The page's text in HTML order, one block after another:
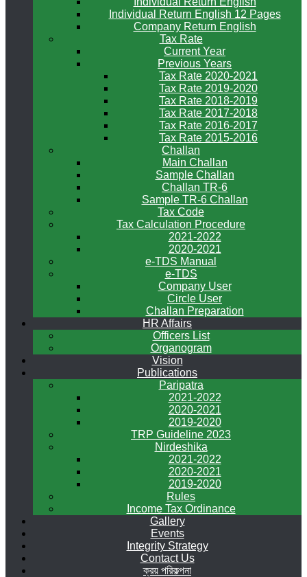
Individual Return English 12 Pages
Company Return English
Tax Rate
Current Year
Previous Years
Tax Rate 2020-2021
Tax Rate 2019-2020
Tax Rate 2018-2019
Tax Rate 2017-2018
Tax Rate 2016-2017
Tax Rate 2015-2016
Challan
Main Challan
Sample Challan
Challan TR-6
Sample TR-6 Challan
Tax Code
Tax Calculation Procedure
2021-2022
2020-2021
e-TDS Manual
e-TDS
Company User
Circle User
Challan Preparation
HR Affairs
Officers List
Organogram
Vision
Publications
Paripatra
2021-2022
2020-2021
2019-2020
TRP Guideline 2023
Nirdeshika
2021-2022
2020-2021
2019-2020
Rules
Income Tax Ordinance
Gallery
Events
Integrity Strategy
Contact Us
ক্রয় পরিকল্পনা